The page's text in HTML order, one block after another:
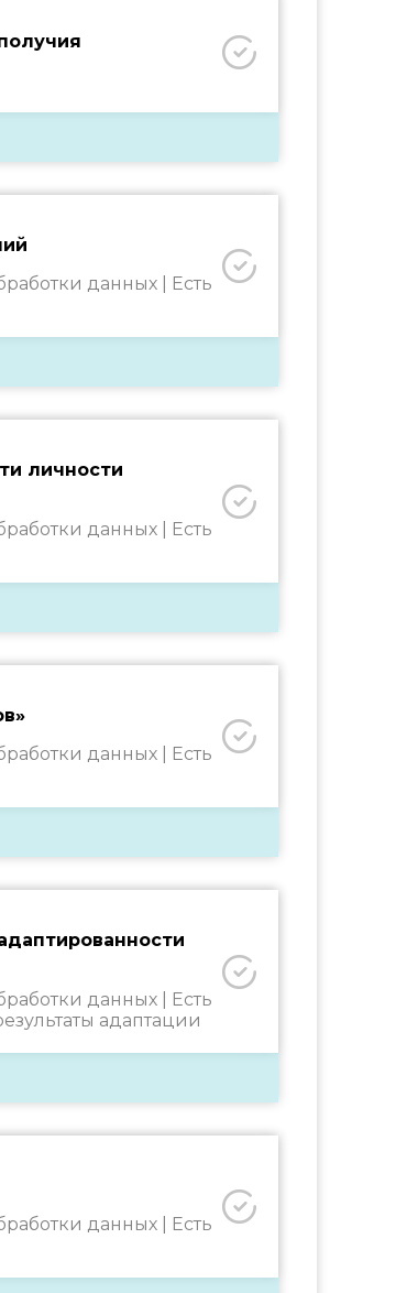
данных | Есть
личности
данных | Есть
данных | Есть
данных | Есть
адаптации
данных | Есть